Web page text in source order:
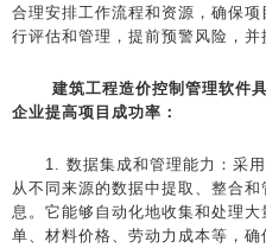
合理安排工作流程和资源，确保
行评估和管理，提前预警风险，并
建筑工程造价控制管理软件
企业提高项目成功率：
1. 数据集成和管理能力：采用
从不同来源的数据中提取、整合
息。它能够自动化地收集和处理
单、材料价格、劳动力成本等，